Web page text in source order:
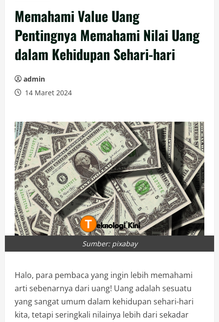
Memahami Value Uang
Pentingnya Memahami Nilai Uang
dalam Kehidupan Sehari-hari
admin
14 Maret 2024
Sumber: pixabay
Halo, para pembaca yang ingin lebih memahami
arti sebenarnya dari uang! Uang adalah sesuatu
yang sangat umum dalam kehidupan sehari-hari
kita, tetapi seringkali nilainya lebih dari sekadar